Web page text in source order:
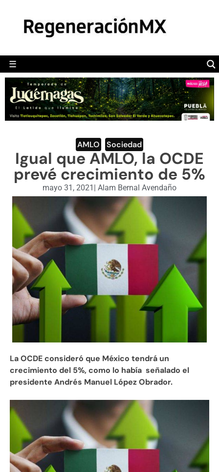
☰
POLÍTICA
CAMALEÓN
OPINIÓN
DEPORTES
ENGLISH SECTION
VIDEOS
AMLO Sociedad
Igual que AMLO, la OCDE
prevé crecimiento de 5%
mayo 31, 2021 | Alam Bernal Avendaño
La OCDE consideró que México tendrá un
crecimiento del 5%, como lo había señalado el
presidente Andrés Manuel López Obrador.